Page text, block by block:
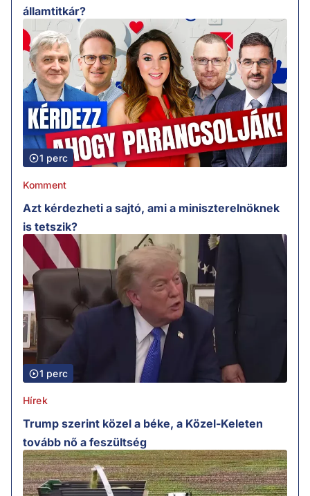
államtitkár?
1 perc
Komment
Azt kérdezheti a sajtó, ami a miniszterelnöknek
is tetszik?
1 perc
Hírek
Trump szerint közel a béke, a Közel-Keleten
tovább nő a feszültség